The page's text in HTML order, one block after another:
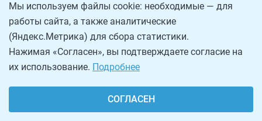
Мы используем файлы cookie: необходимые — для
работы сайта, а также аналитические
(Яндекс.Метрика) для сбора статистики.
Нажимая «Согласен», вы подтверждаете согласие на
их использование. Подробнее
СОГЛАСЕН